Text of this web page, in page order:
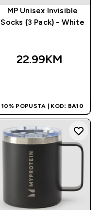
MP Unisex Invisible
Socks (3 Pack) - White
22.99KM‎
10% POPUSTA | KOD: BA10